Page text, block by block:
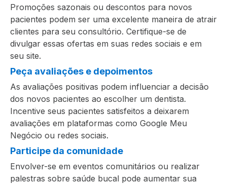
Promoções sazonais ou descontos para novos
pacientes podem ser uma excelente maneira de atrair
clientes para seu consultório. Certifique-se de
divulgar essas ofertas em suas redes sociais e em
seu site.
Peça avaliações e depoimentos
As avaliações positivas podem influenciar a decisão
dos novos pacientes ao escolher um dentista.
Incentive seus pacientes satisfeitos a deixarem
avaliações em plataformas como Google Meu
Negócio ou redes sociais.
Participe da comunidade
Envolver-se em eventos comunitários ou realizar
palestras sobre saúde bucal pode aumentar sua